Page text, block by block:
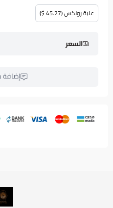
علبة رولكس (45.27 $)
السعر
إضافة